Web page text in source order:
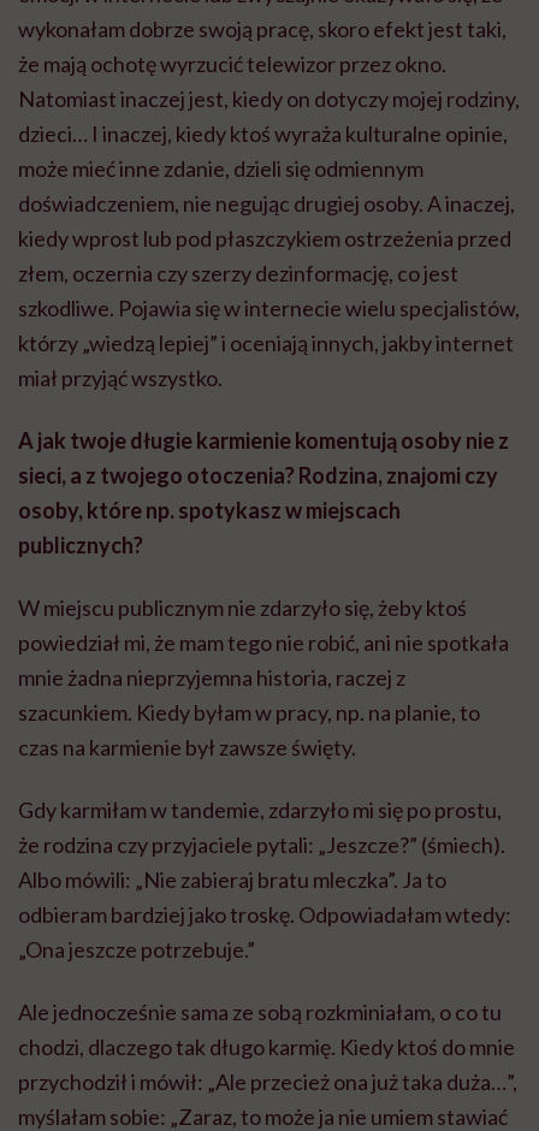
wykonałam dobrze swoją pracę, skoro efekt jest taki,
że mają ochotę wyrzucić telewizor przez okno.
Natomiast inaczej jest, kiedy on dotyczy mojej rodziny,
dzieci… I inaczej, kiedy ktoś wyraża kulturalne opinie,
może mieć inne zdanie, dzieli się odmiennym
doświadczeniem, nie negując drugiej osoby. A inaczej,
kiedy wprost lub pod płaszczykiem ostrzeżenia przed
złem, oczernia czy szerzy dezinformację, co jest
szkodliwe. Pojawia się w internecie wielu specjalistów,
którzy „wiedzą lepiej” i oceniają innych, jakby internet
miał przyjąć wszystko.
A jak twoje długie karmienie komentują osoby nie z
sieci, a z twojego otoczenia? Rodzina, znajomi czy
osoby, które np. spotykasz w miejscach
publicznych?
W miejscu publicznym nie zdarzyło się, żeby ktoś
powiedział mi, że mam tego nie robić, ani nie spotkała
mnie żadna nieprzyjemna historia, raczej z
szacunkiem. Kiedy byłam w pracy, np. na planie, to
czas na karmienie był zawsze święty.
Gdy karmiłam w tandemie, zdarzyło mi się po prostu,
że rodzina czy przyjaciele pytali: „Jeszcze?” (śmiech).
Albo mówili: „Nie zabieraj bratu mleczka”. Ja to
odbieram bardziej jako troskę. Odpowiadałam wtedy:
„Ona jeszcze potrzebuje.”
Ale jednocześnie sama ze sobą rozkminiałam, o co tu
chodzi, dlaczego tak długo karmię. Kiedy ktoś do mnie
przychodził i mówił: „Ale przecież ona już taka duża…”,
myślałam sobie: „Zaraz, to może ja nie umiem stawiać